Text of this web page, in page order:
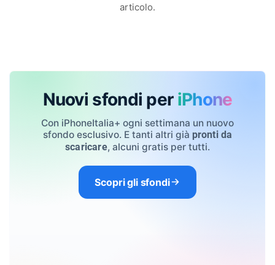
articolo.
Nuovi sfondi per iPhone
Con iPhoneItalia+ ogni settimana un nuovo
sfondo esclusivo. E tanti altri già pronti da
scaricare, alcuni gratis per tutti.
Scopri gli sfondi